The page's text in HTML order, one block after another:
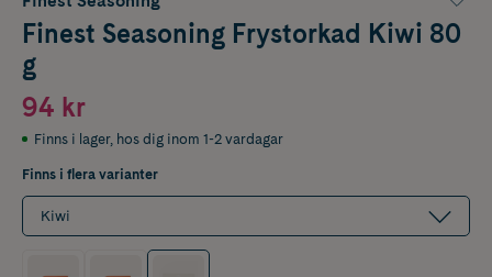
Finest Seasoning Frystorkad Kiwi 80
g
94 kr
Finns i lager, hos dig inom 1-2 vardagar
Finns i flera varianter
Kiwi